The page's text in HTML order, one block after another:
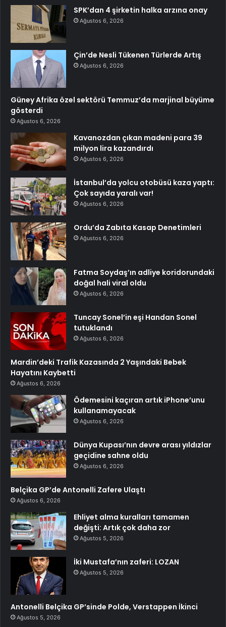
SPK’dan 4 şirketin halka arzına onay
Ağustos 6, 2026
Çin’de Nesli Tükenen Türlerde Artış
Ağustos 6, 2026
Güney Afrika özel sektörü Temmuz’da marjinal büyüme
gösterdi
Ağustos 6, 2026
Kavanozdan çıkan madeni para 39
milyon lira kazandırdı
Ağustos 6, 2026
İstanbul’da yolcu otobüsü kaza yaptı:
Çok sayıda yaralı var!
Ağustos 6, 2026
Ordu’da Zabıta Kasap Denetimleri
Ağustos 6, 2026
Fatma Soydaş’ın adliye koridorundaki
doğal hali viral oldu
Ağustos 6, 2026
Tuncay Sonel’in eşi Handan Sonel
tutuklandı
Ağustos 6, 2026
Mardin’deki Trafik Kazasında 2 Yaşındaki Bebek
Hayatını Kaybetti
Ağustos 6, 2026
Ödemesini kaçıran artık iPhone’unu
kullanamayacak
Ağustos 6, 2026
Dünya Kupası’nın devre arası yıldızlar
geçidine sahne oldu
Ağustos 6, 2026
Belçika GP’de Antonelli Zafere Ulaştı
Ağustos 6, 2026
Ehliyet alma kuralları tamamen
değişti: Artık çok daha zor
Ağustos 5, 2026
İki Mustafa’nın zaferi: LOZAN
Ağustos 5, 2026
Antonelli Belçika GP’sinde Polde, Verstappen İkinci
Ağustos 5, 2026